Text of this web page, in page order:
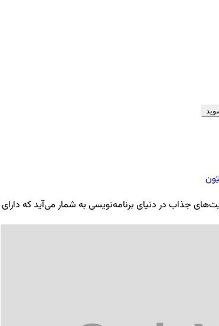
جذاب در دنیای برنامه‌نویسی به شمار می‌آید که دارای